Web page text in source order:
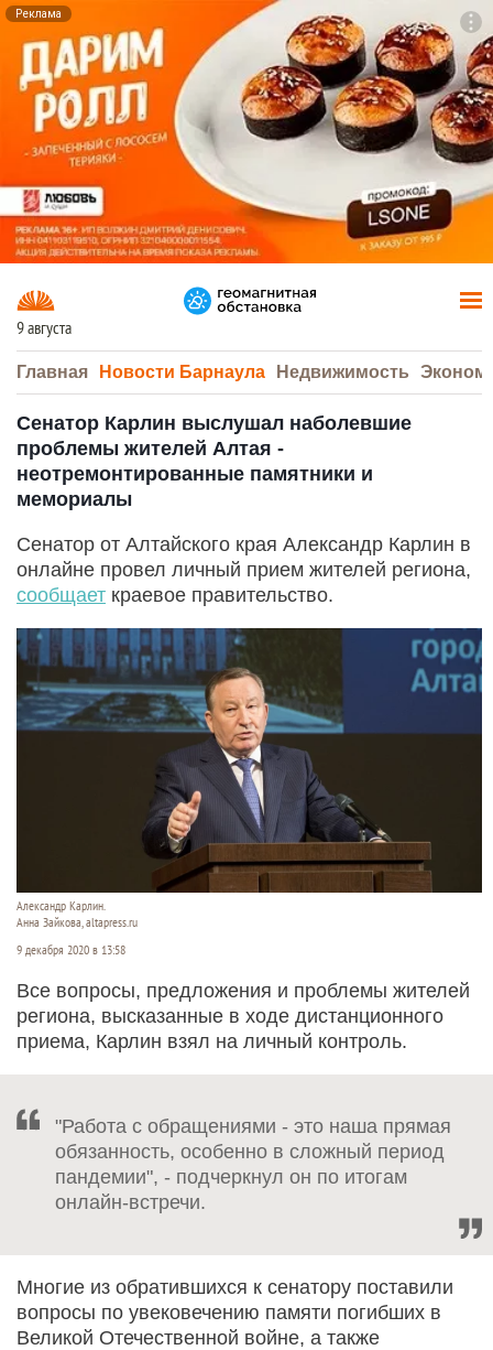
Реклама
9 августа
Главная Новости Барнаула Недвижимость
Сенатор Карлин выслушал наболевшие
проблемы жителей Алтая -
неотремонтированные памятники и
мемориалы
Сенатор от Алтайского края Александр Карлин в
онлайне провел личный прием жителей региона,
сообщает краевое правительство.
Александр Карлин.
Анна Зайкова, altapress.ru
9 декабря 2020 в 13:58
Все вопросы, предложения и проблемы жителей
региона, высказанные в ходе дистанционного
приема, Карлин взял на личный контроль.
"Работа с обращениями - это наша прямая
обязанность, особенно в сложный период
пандемии", - подчеркнул он по итогам
онлайн-встречи.
Многие из обратившихся к сенатору поставили
вопросы по увековечению памяти погибших в
Великой Отечественной войне, а также